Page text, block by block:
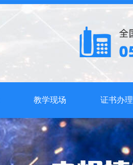
教学现场 证书办理